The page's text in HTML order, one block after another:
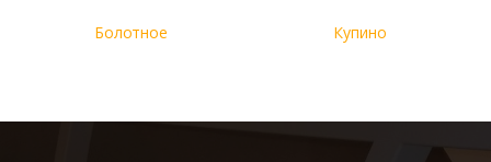
Болотное Купино